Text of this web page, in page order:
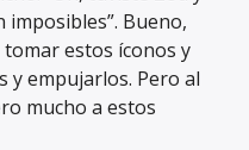
imposibles”. Bueno,
estos íconos y
y empujarlos. Pero al
mucho a estos